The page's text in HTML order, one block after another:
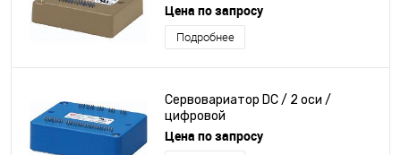
Цена по запросу
Подробнее
Сервовариатор DC / 2 оси /
цифровой
Цена по запросу